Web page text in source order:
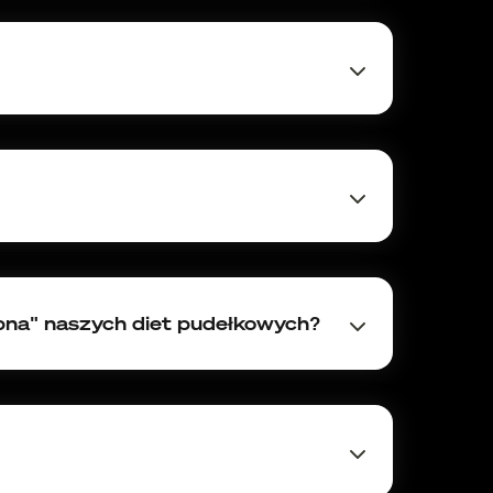
naszych diet pudełkowych?
Wycena ROŚLINNEJ PACZKI WEGE
Klient płaci 80 zł (w tym